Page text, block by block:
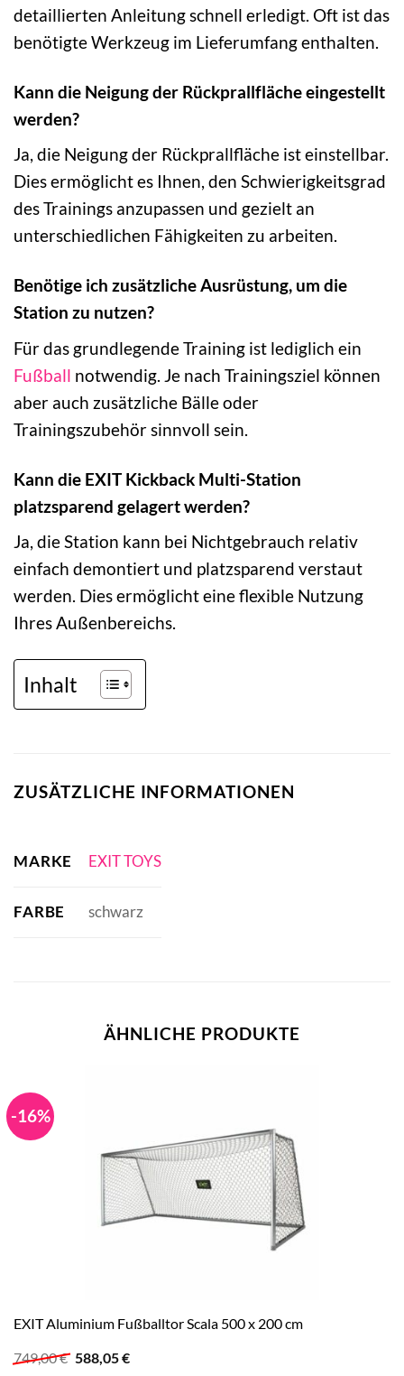
detaillierten Anleitung schnell erledigt. Oft ist das
benötigte Werkzeug im Lieferumfang enthalten.
Kann die Neigung der Rückprallfläche eingestellt
werden?
Ja, die Neigung der Rückprallfläche ist einstellbar.
Dies ermöglicht es Ihnen, den Schwierigkeitsgrad
des Trainings anzupassen und gezielt an
unterschiedlichen Fähigkeiten zu arbeiten.
Benötige ich zusätzliche Ausrüstung, um die
Station zu nutzen?
Für das grundlegende Training ist lediglich ein
Fußball notwendig. Je nach Trainingsziel können
aber auch zusätzliche Bälle oder
Trainingszubehör sinnvoll sein.
Kann die EXIT Kickback Multi-Station
platzsparend gelagert werden?
Ja, die Station kann bei Nichtgebrauch relativ
einfach demontiert und platzsparend verstaut
werden. Dies ermöglicht eine flexible Nutzung
Ihres Außenbereichs.
Inhalt
ZUSÄTZLICHE INFORMATIONEN
MARKE EXIT TOYS
FARBE schwarz
ÄHNLICHE PRODUKTE
-16%
EXIT Aluminium Fußballtor Scala 500 x 200 cm
749,00€ Ursprünglicher
Preis
588,05€Aktueller